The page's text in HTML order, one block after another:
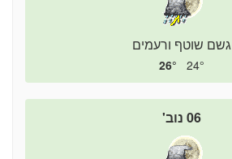
גשם שוטף ורעמים
24°
26°
06 נוב'